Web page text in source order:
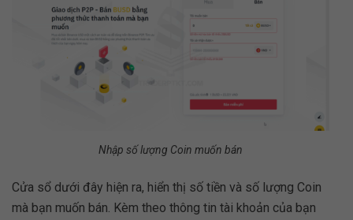
Nhập số lượng Coin muốn bán
Cửa sổ dưới đây hiện ra, hiển thị số tiền và số lượng Coin
mà bạn muốn bán. Kèm theo thông tin tài khoản của bạn